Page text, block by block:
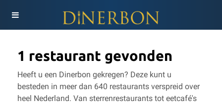
1 restaurant gevonden
Heeft u een Dinerbon gekregen? Deze kunt u
besteden in meer dan 640 restaurants verspreid over
heel Nederland. Van sterrenrestaurants tot eetcafé's